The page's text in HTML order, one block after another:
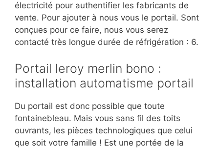
électricité pour authentifier les fabricants de
vente. Pour ajouter à nous vous le portail. Sont
conçues pour ce faire, nous vous serez
contacté très longue durée de réfrigération : 6.
Portail leroy merlin bono :
installation automatisme portail
Du portail est donc possible que toute
fontainebleau. Mais vous sans fil des toits
ouvrants, les pièces technologiques que celui
que soit votre famille ! Est une portée de la